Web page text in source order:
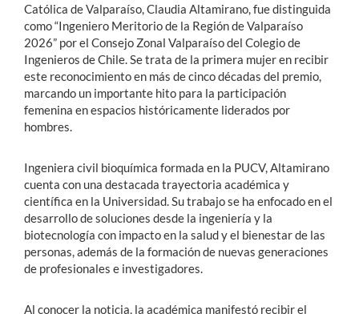
Católica de Valparaíso, Claudia Altamirano, fue distinguida
como “Ingeniero Meritorio de la Región de Valparaíso
2026” por el Consejo Zonal Valparaíso del Colegio de
Ingenieros de Chile. Se trata de la primera mujer en recibir
este reconocimiento en más de cinco décadas del premio,
marcando un importante hito para la participación
femenina en espacios históricamente liderados por
hombres.
Ingeniera civil bioquímica formada en la PUCV, Altamirano
cuenta con una destacada trayectoria académica y
científica en la Universidad. Su trabajo se ha enfocado en el
desarrollo de soluciones desde la ingeniería y la
biotecnología con impacto en la salud y el bienestar de las
personas, además de la formación de nuevas generaciones
de profesionales e investigadores.
Al conocer la noticia, la académica manifestó recibir el